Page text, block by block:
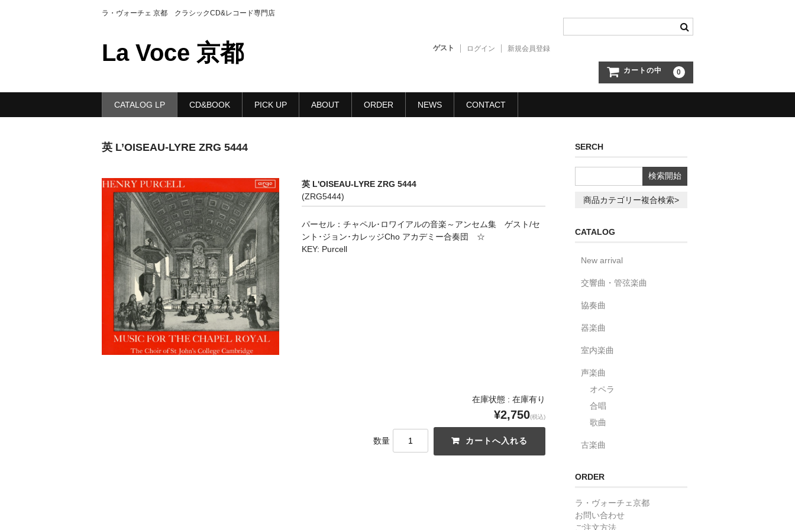
ラ・ヴォーチェ 京都 クラシックCD&レコード専門店
La Voce 京都 ゲスト ログイン 新規会員登録
カートの中 0
CATALOG LP CD&BOOK PICK UP ABOUT ORDER NEWS CONTACT
英 L’OISEAU-LYRE ZRG 5444
英 L'OISEAU-LYRE ZRG 5444
(ZRG5444)
パーセル：チャペル･ロワイアルの音楽～アンセム集 ゲスト/セ
ント･ジョン･カレッジCho アカデミー合奏団 ☆
KEY: Purcell
在庫状態 : 在庫有り
¥2,750(税込)
数量
SERCH
商品カテゴリー複合検索>
CATALOG
New arrival
交響曲・管弦楽曲
協奏曲
器楽曲
室内楽曲
声楽曲
オペラ
合唱
歌曲
古楽曲
ORDER
ラ・ヴォーチェ京都
お問い合わせ
ご注文方法